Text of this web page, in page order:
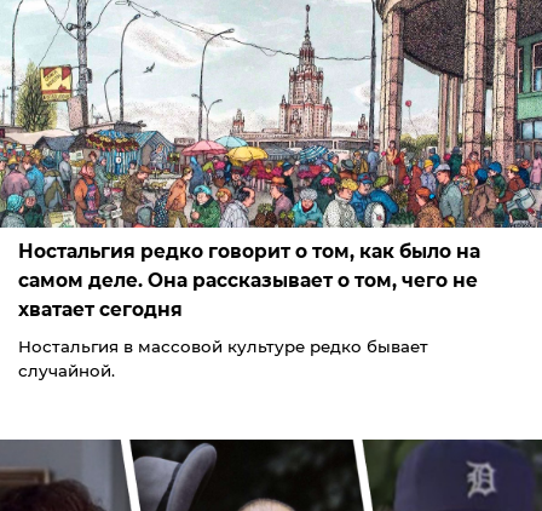
Ностальгия редко говорит о том, как было на
самом деле. Она рассказывает о том, чего не
хватает сегодня
Ностальгия в массовой культуре редко бывает
случайной.